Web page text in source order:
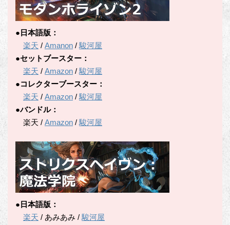
●日本語版：
楽天 / Amanon /駿河屋
●セットブースター：
楽天 / Amazon /駿河屋
●コレクターブースター：
楽天 / Amazon /駿河屋
●バンドル：
楽天 / Amazon /駿河屋
●日本語版：
楽天 / あみあみ /駿河屋